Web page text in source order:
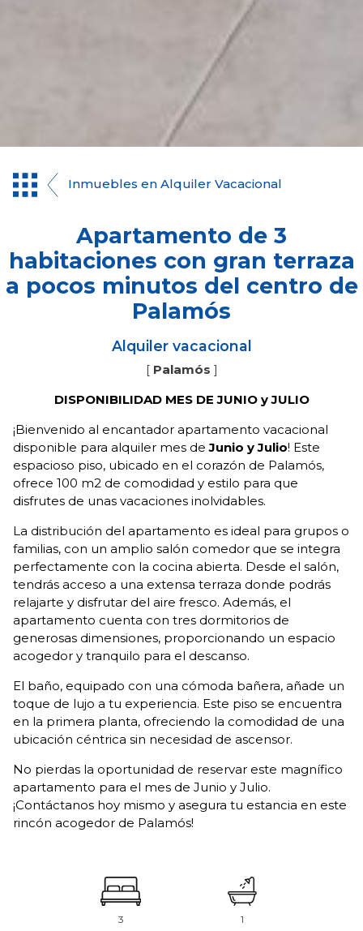
Inmuebles en Alquiler Vacacional
Apartamento de 3
habitaciones con gran terraza
a pocos minutos del centro de
Palamós
Alquiler vacacional
[ Palamós ]
DISPONIBILIDAD MES DE JUNIO y JULIO
¡Bienvenido al encantador apartamento vacacional
disponible para alquiler mes deJunio y Julio! Este
espacioso piso, ubicado en el corazón de Palamós,
ofrece 100 m2 de comodidad y estilo para que
disfrutes de unas vacaciones inolvidables.
La distribución del apartamento es ideal para grupos o
familias, con un amplio salón comedor que se integra
perfectamente con la cocina abierta. Desde el salón,
tendrás acceso a una extensa terraza donde podrás
relajarte y disfrutar del aire fresco. Además, el
apartamento cuenta con tres dormitorios de
generosas dimensiones, proporcionando un espacio
acogedor y tranquilo para el descanso.
El baño, equipado con una cómoda bañera, añade un
toque de lujo a tu experiencia. Este piso se encuentra
en la primera planta, ofreciendo la comodidad de una
ubicación céntrica sin necesidad de ascensor.
No pierdas la oportunidad de reservar este magnífico
apartamento para el mes de Junio y Julio.
¡Contáctanos hoy mismo y asegura tu estancia en este
rincón acogedor de Palamós!
3 1